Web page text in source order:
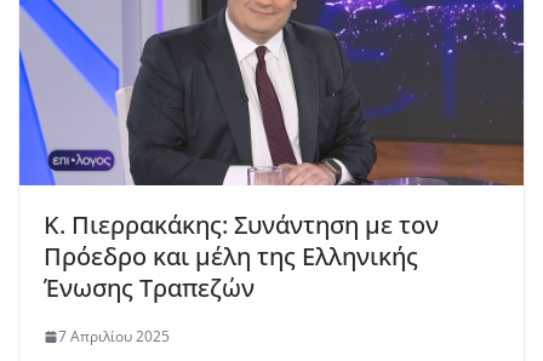
K. Πιερρακάκης: Συνάντηση με τον
Πρόεδρο και μέλη της Ελληνικής
Ένωσης Τραπεζών
7 Απριλίου 2025